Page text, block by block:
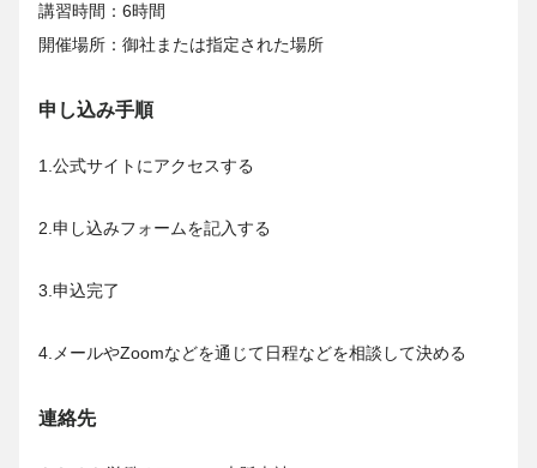
講習時間：6時間
開催場所：御社または指定された場所
申し込み手順
1.公式サイトにアクセスする
2.申し込みフォームを記入する
3.申込完了
4.メールやZoomなどを通じて日程などを相談して決める
連絡先